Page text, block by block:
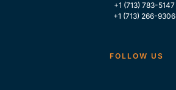
+1 (713) 783-5147
+1 (713) 266-9306
FOLLOW US